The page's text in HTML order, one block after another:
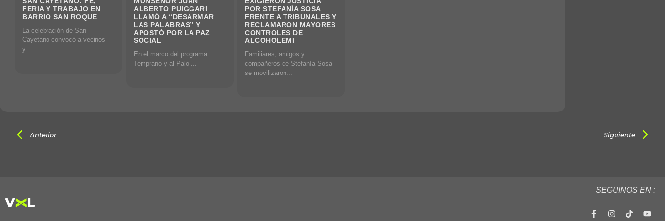
FERIA Y TRABAJO EN
BARRIO SAN ROQUE
La celebración de San
Cayetano convocó a vecinos
y...
ALBERTO PUIGGARI
LLAMÓ A “DESARMAR
LAS PALABRAS” Y
APOSTÓ POR LA PAZ
SOCIAL
En el marco del programa
Temprano y al Palo,...
POR STEFANÍA SOSA
FRENTE A TRIBUNALES Y
RECLAMARON MAYORES
CONTROLES DE
ALCOHOLEMI
Familiares, amigos y
compañeros de Stefanía Sosa
se movilizaron...
Anterior Siguiente
SEGUINOS EN :